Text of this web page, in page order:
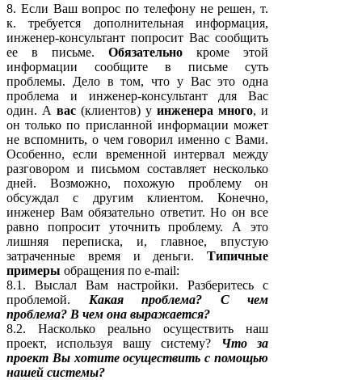
8. Если Ваш вопрос по телефону не решен, т.
к. требуется дополнительная информация,
инженер-консультант попросит Вас сообщить
ее в письме. Обязательно кроме этой
информации сообщите в письме суть
проблемы. Дело в том, что у Вас это одна
проблема и инженер-консультант для Вас
один. А вас (клиентов) у инженера много, и
он только по присланной информации может
не вспомнить, о чем говорил именно с Вами.
Особенно, если временной интервал между
разговором и письмом составляет несколько
дней. Возможно, похожую проблему он
обсуждал с другим клиентом. Конечно,
инженер Вам обязательно ответит. Но он все
равно попросит уточнить проблему. А это
лишняя переписка, и, главное, впустую
затраченные время и деньги. Типичные
примеры обращения по e-mail:
8.1. Выслал Вам настройки. Разберитесь с
проблемой. Какая проблема? С чем
проблема? В чем она выражается?
8.2. Насколько реально осуществить наш
проект, используя вашу систему? Что за
проект Вы хотите осуществить с помощью
нашей системы?